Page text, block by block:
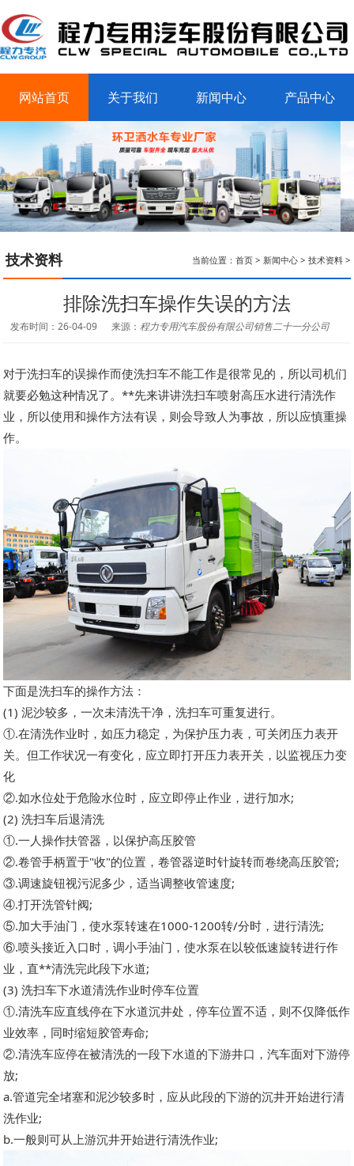
网站首页 关于我们 新闻中心 产品中心
客户案例 联系我们
当前位置：首页 >新闻中心 >技术资料 >
技术资料
排除洗扫车操作失误的方法
发布时间：26-04-09 来源： 程力专用汽车股份有限公司销售二十一分公司
对于洗扫车的误操作而使洗扫车不能工作是很常见的，所以司机们
就要必勉这种情况了。**先来讲讲洗扫车喷射高压水进行清洗作
业，所以使用和操作方法有误，则会导致人为事故，所以应慎重操
作。
下面是洗扫车的操作方法：
(1) 泥沙较多，一次未清洗干净，洗扫车可重复进行。
①.在清洗作业时，如压力稳定，为保护压力表，可关闭压力表开
关。但工作状况一有变化，应立即打开压力表开关，以监视压力变
化
②.如水位处于危险水位时，应立即停止作业，进行加水;
(2) 洗扫车后退清洗
①.一人操作扶管器，以保护高压胶管
②.卷管手柄置于"收"的位置，卷管器逆时针旋转而卷绕高压胶管;
③.调速旋钮视污泥多少，适当调整收管速度;
④.打开洗管针阀;
⑤.加大手油门，使水泵转速在1000-1200转/分时，进行清洗;
⑥.喷头接近入口时，调小手油门，使水泵在以较低速旋转进行作
业，直**清洗完此段下水道;
(3) 洗扫车下水道清洗作业时停车位置
①.清洗车应直线停在下水道沉井处，停车位置不适，则不仅降低作
业效率，同时缩短胶管寿命;
②.清洗车应停在被清洗的一段下水道的下游井口，汽车面对下游停
放;
a.管道完全堵塞和泥沙较多时，应从此段的下游的沉井开始进行清
洗作业;
b.一般则可从上游沉井开始进行清洗作业;